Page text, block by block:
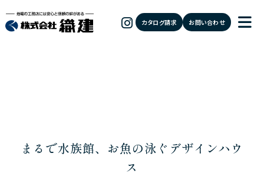
カタログ請求 お問い合わせ
まるで水族館、お魚の泳ぐデザインハウ
ス